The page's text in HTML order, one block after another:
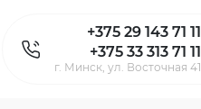
+375 29 143 71 11
+375 33 313 71 11
г. Минск, ул. Восточная 41